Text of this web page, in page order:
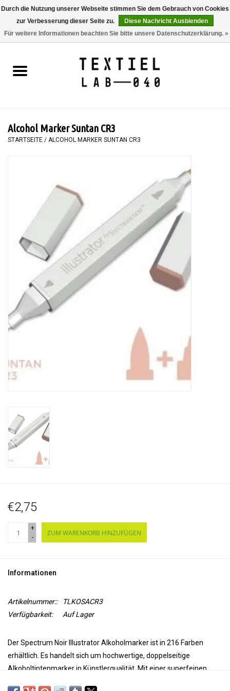
0 Artikel - €0,00
BÜCHER
MALEN
WORKSHOPS
SPECIALS
WERKZEUGE
Alcohol Marker Suntan CR3
STARTSEITE / ALCOHOL MARKER SUNTAN CR3
€2,75
+
-
ZUM WARENKORB HINZUFÜGEN
Informationen
Artikelnummer::
TLKOSACR3
Verfügbarkeit:
Auf Lager
Der Spectrum Noir Illustrator Alkoholmarker ist in 216 Farben
erhältlich. Es handelt sich um hochwertige, doppelseitige
Alkoholtintenmarker in Künstlerqualität. Mit einer superfeinen
Durch die Nutzung unserer Webseite stimmen Sie dem Gebrauch von Cookies
zur Verbesserung dieser Seite zu.
Diese Nachricht Ausblenden
Für weitere Informationen beachten Sie bitte unsere Datenschutzerklärung. »